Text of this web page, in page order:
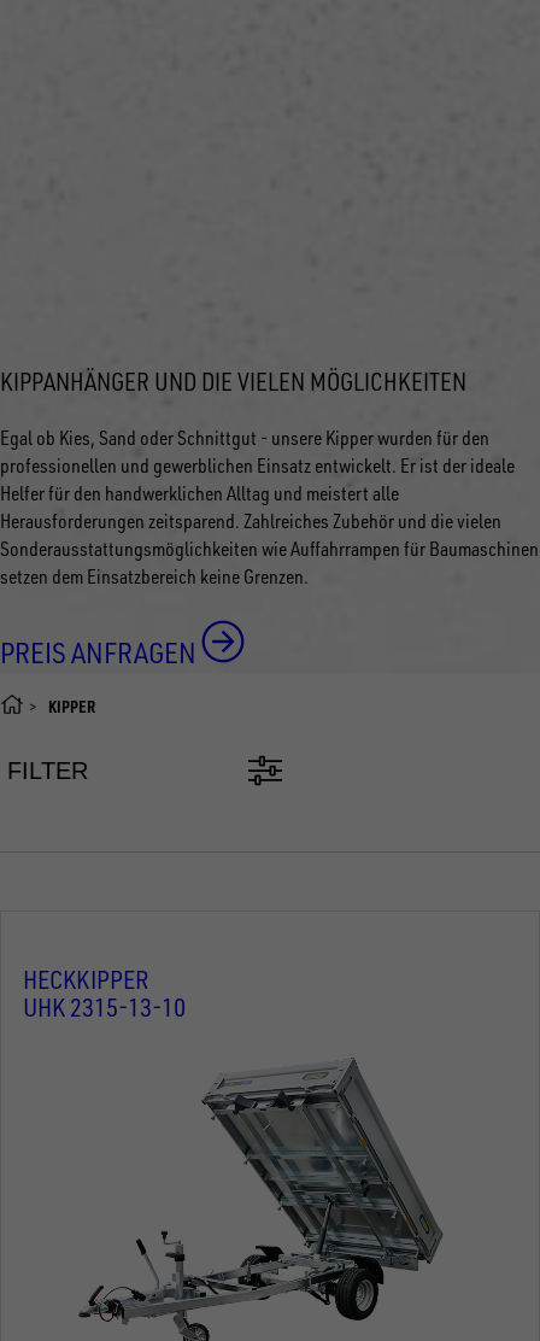
KIPPANHÄNGER UND DIE VIELEN MÖGLICHKEITEN
Egal ob Kies, Sand oder Schnittgut - unsere Kipper wurden für den
professionellen und gewerblichen Einsatz entwickelt. Er ist der ideale
Helfer für den handwerklichen Alltag und meistert alle
Herausforderungen zeitsparend. Zahlreiches Zubehör und die vielen
Sonderausstattungsmöglichkeiten wie Auffahrrampen für Baumaschinen
setzen dem Einsatzbereich keine Grenzen.
PREIS ANFRAGEN
KIPPER
FILTER
HECKKIPPER
UHK 2315-13-10